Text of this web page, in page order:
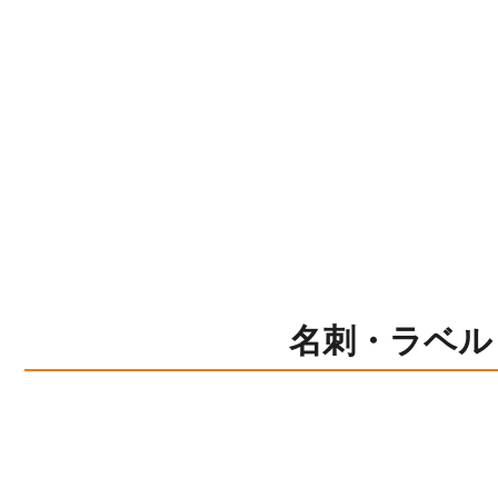
名刺・ラベ